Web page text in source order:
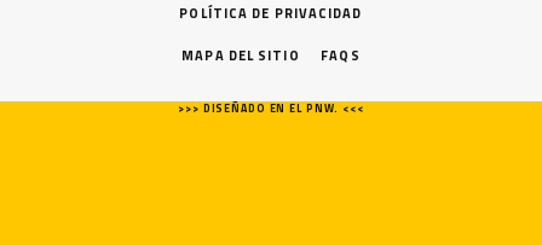
POLÍTICA DE PRIVACIDAD
MAPA DEL SITIO FAQS
>>> DISEÑADO EN EL PNW. <<<